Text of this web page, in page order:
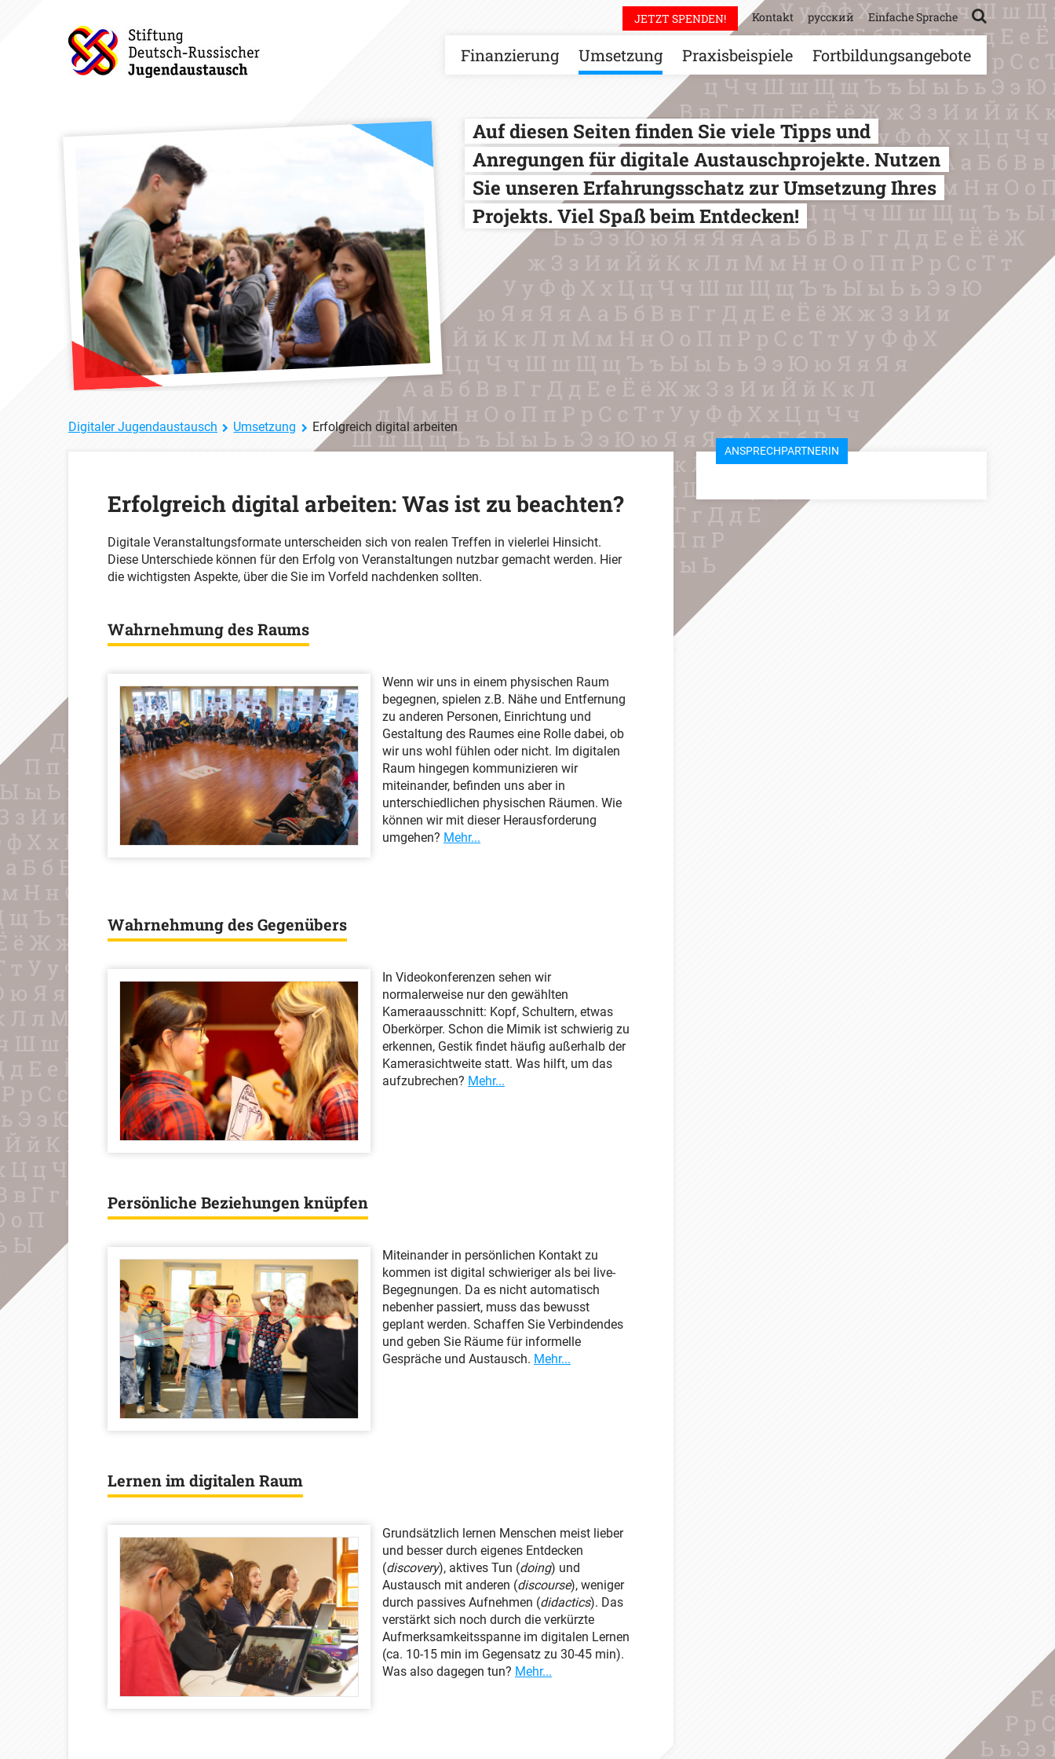
Finanzierung Umsetzung Praxisbeispiele Fortbildungsangebote
JETZT SPENDEN! Kontakt русский Einfache Sprache
Auf diesen Seiten finden Sie viele Tipps und
Anregungen für digitale Austauschprojekte. Nutzen
Sie unseren Erfahrungsschatz zur Umsetzung Ihres
Projekts. Viel Spaß beim Entdecken!
Digitaler Jugendaustausch Umsetzung Erfolgreich digital arbeiten
Erfolgreich digital arbeiten: Was ist zu beachten?
Digitale Veranstaltungsformate unterscheiden sich von realen Treffen in vielerlei Hinsicht.
Diese Unterschiede können für den Erfolg von Veranstaltungen nutzbar gemacht werden. Hier
die wichtigsten Aspekte, über die Sie im Vorfeld nachdenken sollten.
Wahrnehmung des Raums
Wenn wir uns in einem physischen Raum
begegnen, spielen z.B. Nähe und Entfernung
zu anderen Personen, Einrichtung und
Gestaltung des Raumes eine Rolle dabei, ob
wir uns wohl fühlen oder nicht. Im digitalen
Raum hingegen kommunizieren wir
miteinander, befinden uns aber in
unterschiedlichen physischen Räumen. Wie
können wir mit dieser Herausforderung
umgehen? Mehr...
Wahrnehmung des Gegenübers
In Videokonferenzen sehen wir
normalerweise nur den gewählten
Kameraausschnitt: Kopf, Schultern, etwas
Oberkörper. Schon die Mimik ist schwierig zu
erkennen, Gestik findet häufig außerhalb der
Kamerasichtweite statt. Was hilft, um das
aufzubrechen? Mehr...
Persönliche Beziehungen knüpfen
Miteinander in persönlichen Kontakt zu
kommen ist digital schwieriger als bei live-
Begegnungen. Da es nicht automatisch
nebenher passiert, muss das bewusst
geplant werden. Schaffen Sie Verbindendes
und geben Sie Räume für informelle
Gespräche und Austausch. Mehr...
Lernen im digitalen Raum
Grundsätzlich lernen Menschen meist lieber
und besser durch eigenes Entdecken
(discovery), aktives Tun (doing) und
Austausch mit anderen (discourse), weniger
durch passives Aufnehmen (didactics). Das
verstärkt sich noch durch die verkürzte
Aufmerksamkeitsspanne im digitalen Lernen
(ca. 10-15 min im Gegensatz zu 30-45 min).
Was also dagegen tun? Mehr...
ANSPRECHPARTNERIN